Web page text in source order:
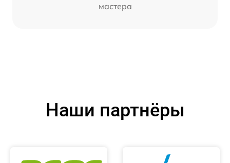
мастера
Наши партнёры